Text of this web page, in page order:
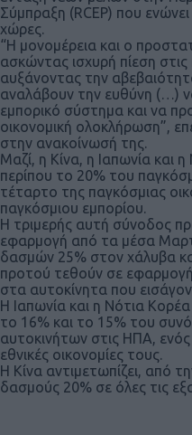
Σύμπραξη (RCEP) που ενώνει
χώρες.
“Η μονομέρεια και ο
ασκώντας ισχυρή πίεση
αυξάνοντας την
αναλάβουν την ευθύνη (…)
εμπορικό σύστημα και να
οικονομική ολοκλήρωση”,
στην ανακοίνωσή της.
Μαζί, η Κίνα, η Ιαπωνία και
περίπου το 20% του
τέταρτο της παγκόσμιας
παγκόσμιου εμπορίου.
Η τριμερής αυτή σύνοδος
εφαρμογή από τα μέσα
δασμών 25% στον χάλυβα
προτού τεθούν σε
στα αυτοκίνητα που
Η Ιαπωνία και η Νότια
το 16% και το 15% του
αυτοκινήτων στις ΗΠΑ, ενός
εθνικές οικονομίες τους.
Η Κίνα αντιμετωπίζει, από
δασμούς 20% σε όλες τις